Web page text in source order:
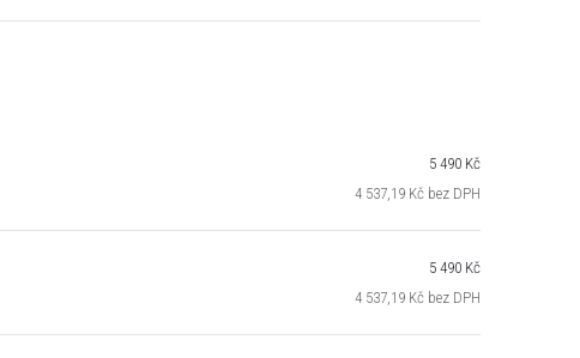
5 490 Kč
4 537,19 Kč bez DPH
5 490 Kč
4 537,19 Kč bez DPH